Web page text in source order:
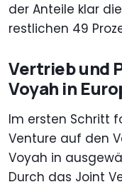
der Anteile klar
restlichen 49
Vertrieb und
Voyah in
Im ersten Schritt
Venture auf den
Voyah in
Durch das Joint